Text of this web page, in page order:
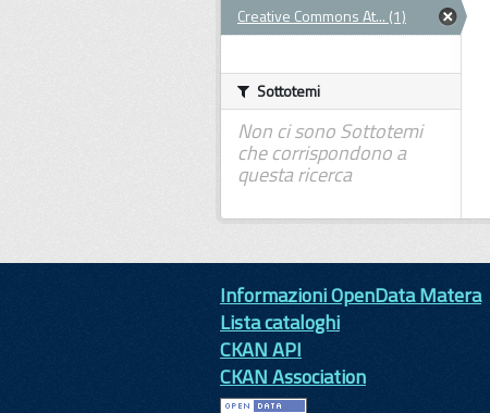
Creative Commons At... (1)
Sottotemi
Non ci sono Sottotemi
che corrispondono a
questa ricerca
Informazioni OpenData Matera
Lista cataloghi
CKAN API
CKAN Association